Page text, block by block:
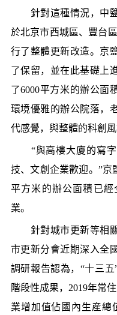
針對這種情況，中鹽
於北京市西城區、豐台
行了整體更新改造。京
了保留，並在此基礎上
了6000平方米的辦公面
環境優雅的辦公院落，
代感覺，與整體的科創風
“與高樓大廈的寫字
技、文創企業歡迎。”京
平方米的辦公面積已
業。
針對城市更新等相關
市更新分會近期深入全
調研報告認為，“十三
階段性成果，2019年常
業增加值佔國內生産總